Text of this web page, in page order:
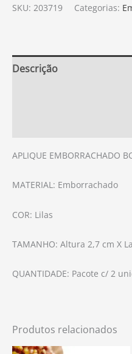
SKU: 203719 Categorias:
Descrição
APLIQUE EMBORRACHADO
MATERIAL: Emborrachado
COR: Lilas
TAMANHO: Altura 2,7 cm X
QUANTIDADE: Pacote c/ 2
Produtos relacionados